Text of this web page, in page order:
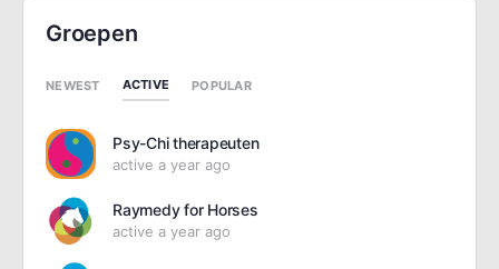
Groepen
NEWEST ACTIVE POPULAR
Psy-Chi therapeuten
active a year ago
Raymedy for Horses
active a year ago